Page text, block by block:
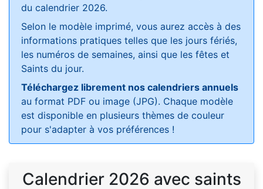
du calendrier 2026.
Selon le modèle imprimé, vous aurez accès à des
informations pratiques telles que les jours fériés,
les numéros de semaines, ainsi que les fêtes et
Saints du jour.
Téléchargez librement nos calendriers annuels
au format PDF ou image (JPG). Chaque modèle
est disponible en plusieurs thèmes de couleur
pour s'adapter à vos préférences !
Calendrier 2026 avec saints